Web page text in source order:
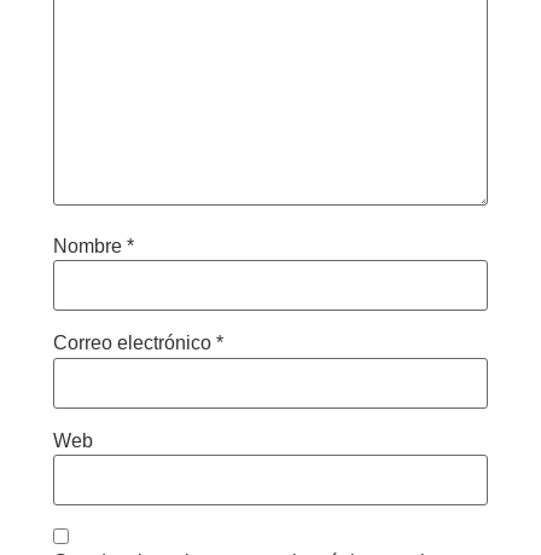
Nombre *
Correo electrónico *
Web